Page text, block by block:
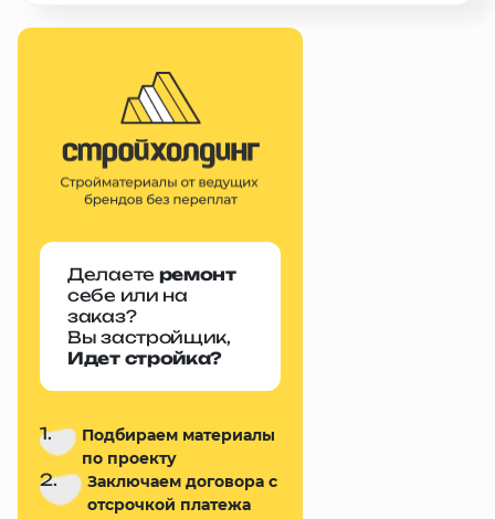
Делаете ремонт
себе или на
заказ?
Вы застройщик,
Идет стройка?
1.
Подбираем материалы
по проекту
2.
Заключаем договора с
отсрочкой платежа